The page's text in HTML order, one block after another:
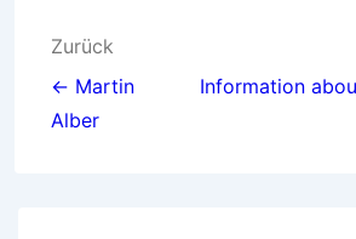
Beitragsnavigation
Zurück
← Martin
Alber
Information